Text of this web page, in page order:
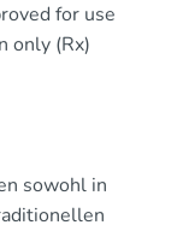
for use
only (Rx)
sowohl in